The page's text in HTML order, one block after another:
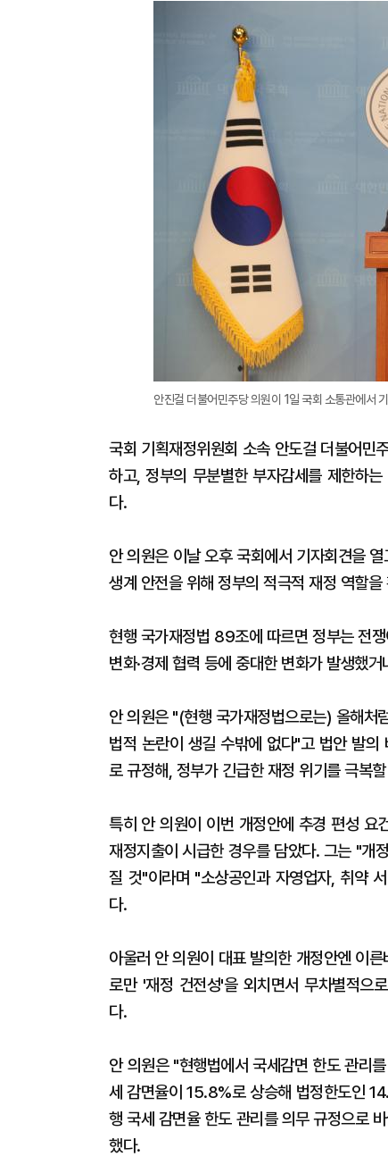
안진걸 더불어민주당 의원이 1일 국회 소통관에서
국회 기획재정위원회 소속 안도걸 더불어민
하고, 정부의 무분별한 부자감세를 제한하
다.
안 의원은 이날 오후 국회에서 기자회견을
생계 안전을 위해 정부의 적극적 재정 역할
현행 국가재정법 89조에 따르면 정부는 전쟁
변화·경제 협력 등에 중대한 변화가 발생했
안 의원은 "(현행 국가재정법으로는) 올해처
법적 논란이 생길 수밖에 없다"고 법안 발
로 규정해, 정부가 긴급한 재정 위기를 극복
특히 안 의원이 이번 개정안에 추경 편성 요
재정지출이 시급한 경우를 담았다. 그는 "개
질 것"이라며 "소상공인과 자영업자, 취약
다.
아울러 안 의원이 대표 발의한 개정안엔 이
로만 '재정 건전성'을 외치면서 무차별적으
다.
안 의원은 "현행법에서 국세감면 한도 관리
세 감면율이 15.8%로 상승해 법정한도인
행 국세 감면율 한도 관리를 의무 규정으로
했다.